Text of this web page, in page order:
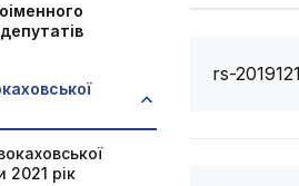
2021 рік
rs-